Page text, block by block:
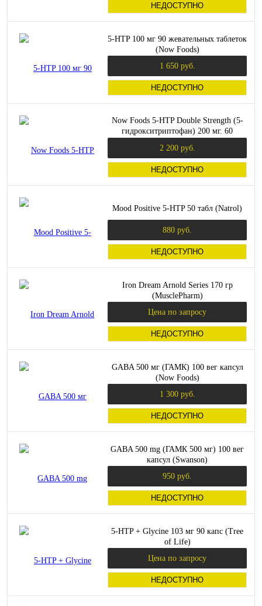
НЕДОСТУПНО
5-HTP 100 мг 90 жевательных таблеток
(Now Foods)
1 650 руб.
НЕДОСТУПНО
Now Foods 5-HTP Double Strength (5-
гидрокситриптофан) 200 мг. 60
2 200 руб.
НЕДОСТУПНО
Mood Positive 5-HTP 50 табл (Natrol)
880 руб.
НЕДОСТУПНО
Iron Dream Arnold Series 170 гр
(MusclePharm)
Цена по запросу
НЕДОСТУПНО
GABA 500 мг (ГАМК) 100 вег капсул
(Now Foods)
1 300 руб.
НЕДОСТУПНО
GABA 500 mg (ГАМК 500 мг) 100 вег
капсул (Swanson)
950 руб.
НЕДОСТУПНО
5-HTP + Glycine 103 мг 90 капс (Tree
of Life)
Цена по запросу
НЕДОСТУПНО